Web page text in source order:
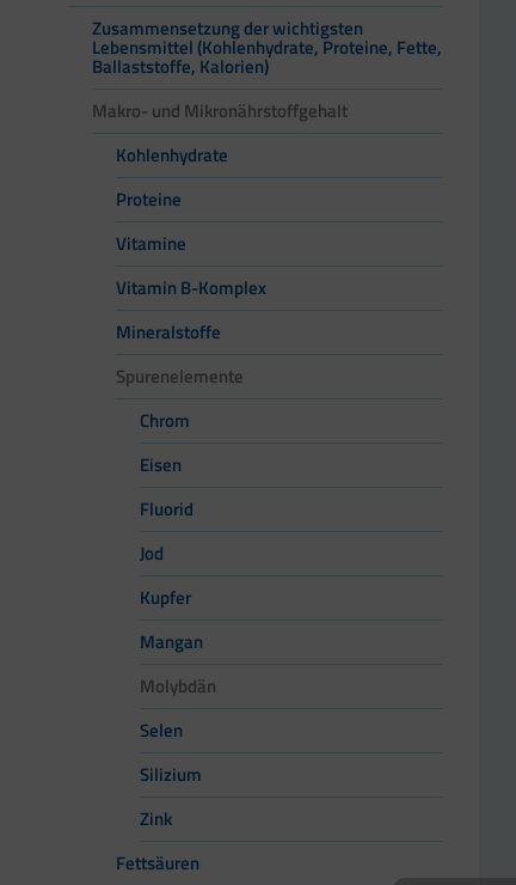
Zusammensetzung der wichtigsten
Lebensmittel (Kohlenhydrate, Proteine, Fette,
Ballaststoffe, Kalorien)
Makro- und Mikronährstoffgehalt
Kohlenhydrate
Proteine
Vitamine
Vitamin B-Komplex
Mineralstoffe
Spurenelemente
Chrom
Eisen
Fluorid
Jod
Kupfer
Mangan
Molybdän
Selen
Silizium
Zink
Fettsäuren